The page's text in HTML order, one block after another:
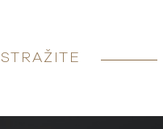
ISTRAŽITE